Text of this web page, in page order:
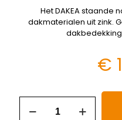
Het DAKEA staande
dakmaterialen uit zink.
€